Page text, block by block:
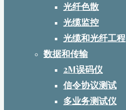
光纤色散
光缆监控
光缆和光纤工程
数据和传输
2M误码仪
信令协议测试
多业务测试仪